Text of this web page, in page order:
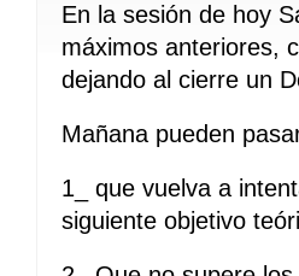
En la sesión de hoy
máximos anteriores,
dejando al cierre un
Mañana pueden
1_ que vuelva a
siguiente objetivo